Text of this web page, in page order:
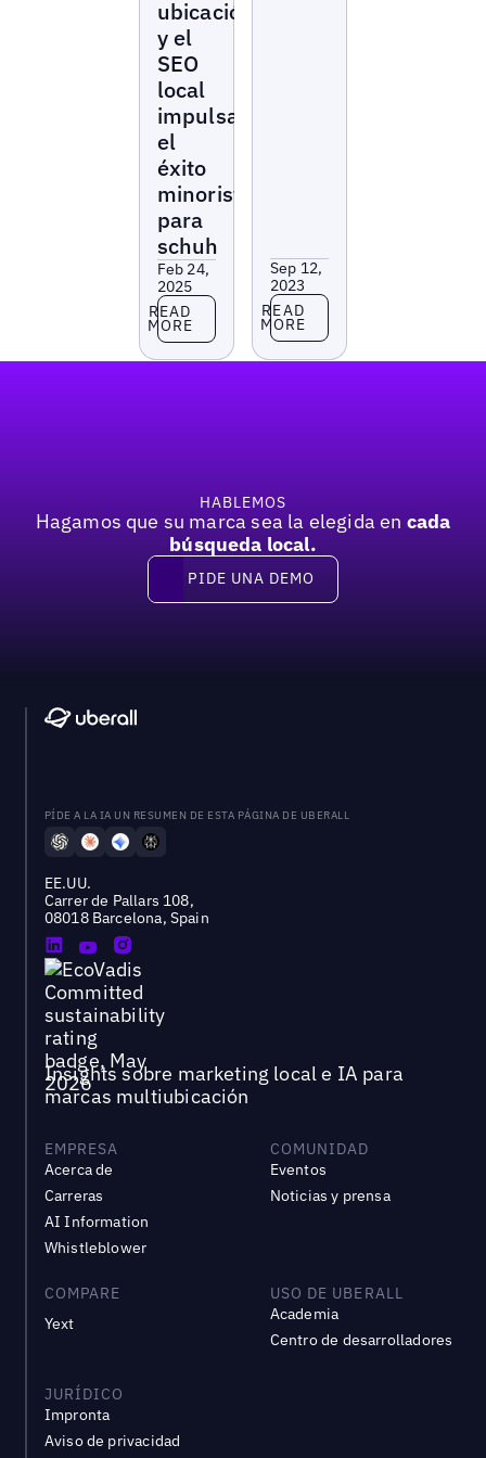
ubicación
y el
SEO
local
impulsan
el
éxito
minorista
para
schuh
Feb 24,
2025
Read more
READ
MORE
Sep 12,
2023
Read more
READ
MORE
HABLEMOS
Hagamos que su marca sea la elegida en cada
búsqueda local.
Pide una demo
PIDE UNA DEMO
PÍDE A LA IA UN RESUMEN DE ESTA PÁGINA DE UBERALL
EE.UU.
Carrer de Pallars 108,
08018 Barcelona, Spain
Insights sobre marketing local e IA para
marcas multiubicación
EMPRESA
Acerca de
Carreras
AI Information
Whistleblower
COMUNIDAD
Eventos
Noticias y prensa
COMPARE
Yext
USO DE UBERALL
Academia
Centro de desarrolladores
JURÍDICO
Impronta
Aviso de privacidad